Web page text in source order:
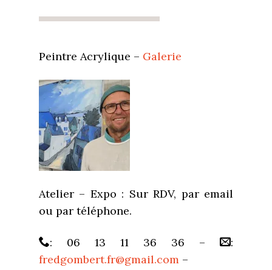
Peintre Acrylique – Galerie
Atelier – Expo : Sur RDV, par email
ou par téléphone.
: 06 13 11 36 36 –
:
fredgombert.fr@gmail.com –